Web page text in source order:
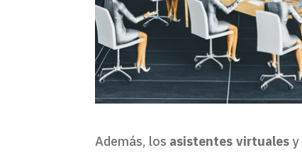
Además, los asistentes virtualesy